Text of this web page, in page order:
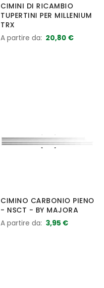
CIMINI DI RICAMBIO
TUPERTINI PER MILLENIUM
TRX
A partire da 20,80 €
CIMINO CARBONIO PIENO
- NSCT - BY MAJORA
A partire da 3,95 €